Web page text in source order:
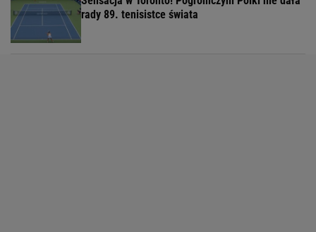
rady 89. tenisistce świata